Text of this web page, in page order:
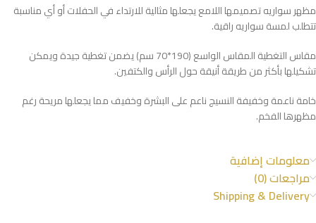
مظهر سواريه تصميمها اللامع يجعلها مثالية للارتداء في الحفلات أو أي مناسبة
تتطلب لمسة سواريه راقية.
مقاس التغطية المقاس الواسع (190*70 سم) يضمن تغطية جيدة ويمكن
تشكيلها بأكثر من طريقة أنيقة حول الرأس والكتفين.
خامة ناعمة وخفيفة النسيج ناعم على البشرة وخفيف مما يجعلها مريحة رغم
مظهرها الفخم.
معلومات إضافية
مراجعات (0)
Shipping & Delivery